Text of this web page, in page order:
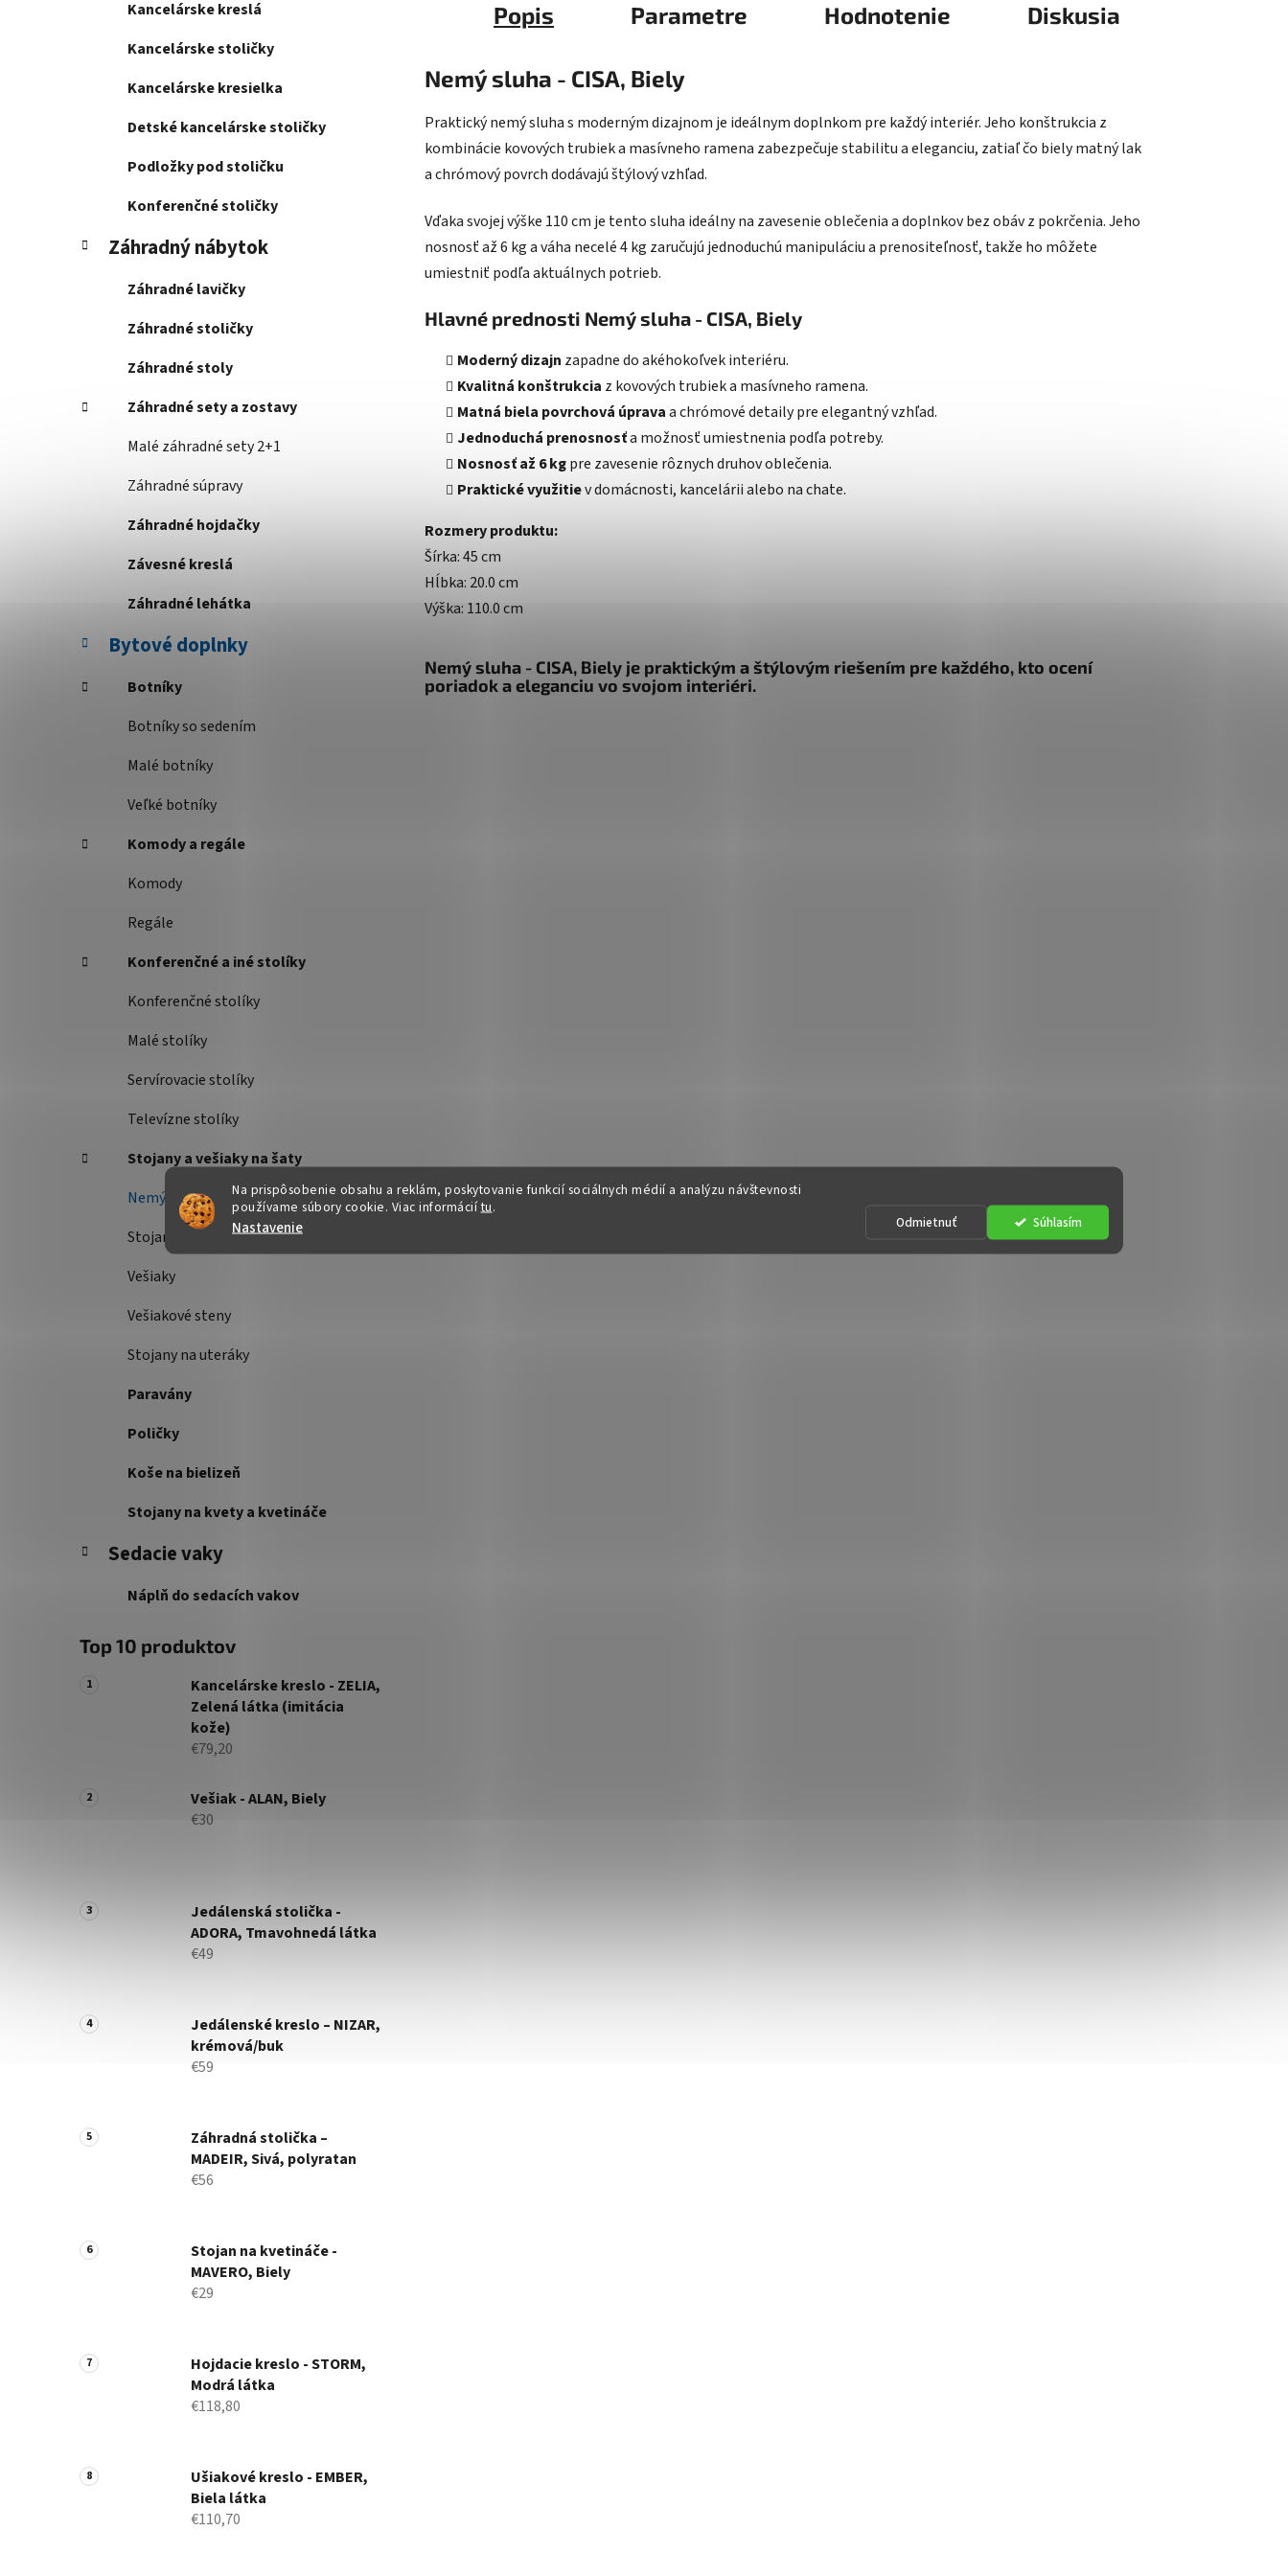
Na prispôsobenie obsahu a reklám, poskytovanie funkcií sociálnych médií a analýzu návštevnosti
používame súbory cookie. Viac informáciítu.
Nastavenie Odmietnuť Súhlasím
Kancelárske kreslá
Kancelárske stoličky
Kancelárske kresielka
Detské kancelárske stoličky
Podložky pod stoličku
Konferenčné stoličky
Záhradný nábytok
Záhradné lavičky
Záhradné stoličky
Záhradné stoly
Záhradné sety a zostavy
Malé záhradné sety 2+1
Záhradné súpravy
Záhradné hojdačky
Závesné kreslá
Záhradné lehátka
Bytové doplnky
Botníky
Botníky so sedením
Malé botníky
Veľké botníky
Komody a regále
Komody
Regále
Konferenčné a iné stolíky
Konferenčné stolíky
Malé stolíky
Servírovacie stolíky
Televízne stolíky
Stojany a vešiaky na šaty
Nemý sluha
Stojany na šaty
Vešiaky
Vešiakové steny
Stojany na uteráky
Paravány
Poličky
Koše na bielizeň
Stojany na kvety a kvetináče
Sedacie vaky
Náplň do sedacích vakov
Top 10 produktov
Kancelárske kreslo - ZELIA,
Zelená látka (imitácia
kože)
€79,20
Vešiak - ALAN, Biely
€30
Jedálenská stolička -
ADORA, Tmavohnedá látka
€49
Jedálenské kreslo – NIZAR,
krémová/buk
€59
Záhradná stolička –
MADEIR, Sivá, polyratan
€56
Stojan na kvetináče -
MAVERO, Biely
€29
Hojdacie kreslo - STORM,
Modrá látka
€118,80
Ušiakové kreslo - EMBER,
Biela látka
€110,70
Popis Parametre Hodnotenie Diskusia
Nemý sluha - CISA, Biely
Praktický nemý sluha s moderným dizajnom je ideálnym doplnkom pre každý interiér. Jeho konštrukcia z
kombinácie kovových trubiek a masívneho ramena zabezpečuje stabilitu a eleganciu, zatiaľ čo biely matný lak
a chrómový povrch dodávajú štýlový vzhľad.
Vďaka svojej výške 110 cm je tento sluha ideálny na zavesenie oblečenia a doplnkov bez obáv z pokrčenia. Jeho
nosnosť až 6 kg a váha necelé 4 kg zaručujú jednoduchú manipuláciu a prenositeľnosť, takže ho môžete
umiestniť podľa aktuálnych potrieb.
Hlavné prednosti Nemý sluha - CISA, Biely
Moderný dizajn zapadne do akéhokoľvek interiéru.
Kvalitná konštrukcia z kovových trubiek a masívneho ramena.
Matná biela povrchová úpravaa chrómové detaily pre elegantný vzhľad.
Jednoduchá prenosnosťa možnosť umiestnenia podľa potreby.
Nosnosť až 6 kgpre zavesenie rôznych druhov oblečenia.
Praktické využitiev domácnosti, kancelárii alebo na chate.
Rozmery produktu:
Šírka: 45 cm
Hĺbka: 20.0 cm
Výška: 110.0 cm
Nemý sluha - CISA, Biely je praktickým a štýlovým riešením pre každého, kto ocení
poriadok a eleganciu vo svojom interiéri.